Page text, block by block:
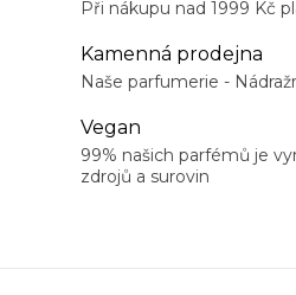
Při nákupu nad 1999 Kč
Kamenná prodejna
Naše parfumerie -
Vegan
99% našich parfémů je
zdrojů a surovin